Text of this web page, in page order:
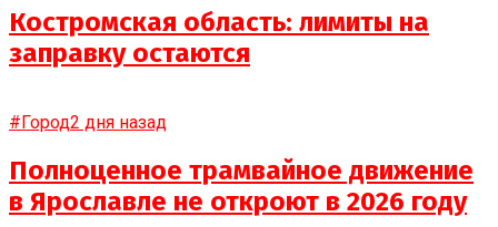
Костромская область: лимиты на
заправку остаются
#Город2 дня назад
Полноценное трамвайное движение
в Ярославле не откроют в 2026 году